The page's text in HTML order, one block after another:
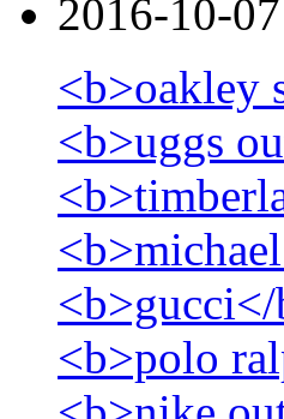
2016-10-
<b>oakley
<b>uggs
<b>polo